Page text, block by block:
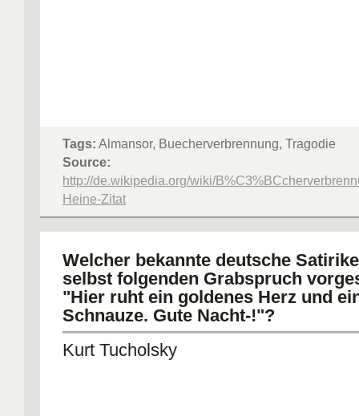
Tags: Almansor, Buecherverbrennung, Tragodie
Source:
http://de.wikipedia.org/wiki/
Heine-Zitat
Welcher bekannte deutsche
selbst folgenden Grabspruch
"Hier ruht ein goldenes Herz und
Schnauze. Gute Nacht-!"?
Kurt Tucholsky